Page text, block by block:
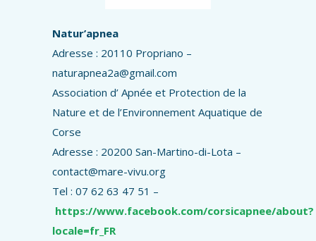
Natur’apnea
Adresse : 20110 Propriano –
naturapnea2a@gmail.com
Association d’ Apnée et Protection de la
Nature et de l’Environnement Aquatique de
Corse
Adresse : 20200 San-Martino-di-Lota –
contact@mare-vivu.org
Tel : 07 62 63 47 51 –
https://www.facebook.com/corsicapnee/about?
locale=fr_FR